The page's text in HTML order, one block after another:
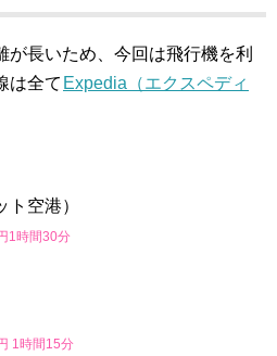
が長いため、今回は飛行機を利
は全て Expedia（エクスペディ
空港）
1時間30分
1時間15分